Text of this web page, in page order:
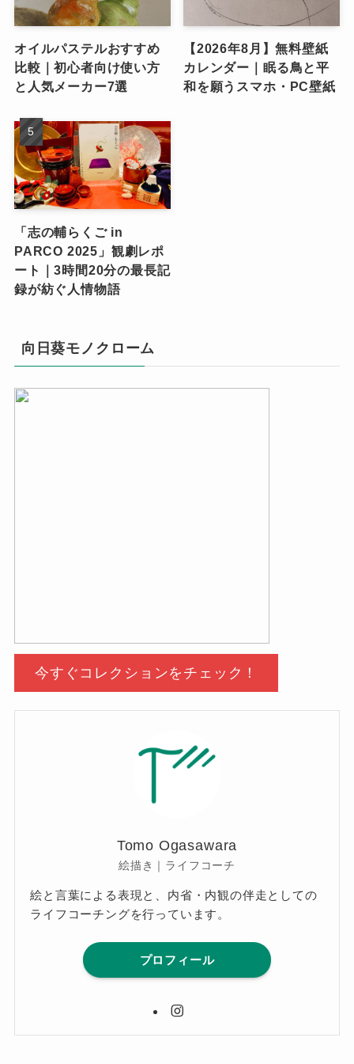
オイルパステルおすすめ
比較｜初心者向け使い方
と人気メーカー7選
【2026年8月】無料壁紙
カレンダー｜眠る鳥と平
和を願うスマホ・PC壁紙
「志の輔らくご in
PARCO 2025」観劇レポ
ート｜3時間20分の最長記
録が紡ぐ人情物語
向日葵モノクローム
今すぐコレクションをチェック！
Tomo Ogasawara
絵描き｜ライフコーチ
絵と言葉による表現と、内省・内観の伴走としての
ライフコーチングを行っています。
プロフィール